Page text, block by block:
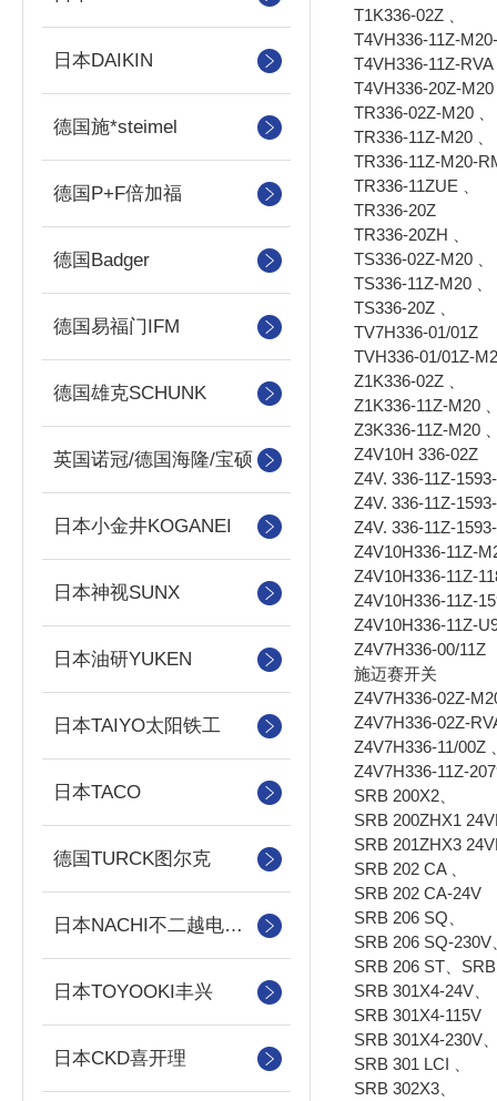
日本DAIKIN
德国施*steimel
德国P+F倍加福
德国Badger
德国易福门IFM
德国雄克SCHUNK
英国诺冠/德国海隆/宝硕
日本小金井KOGANEI
日本神视SUNX
日本油研YUKEN
日本TAIYO太阳铁工
日本TACO
德国TURCK图尔克
日本NACHI不二越电磁阀/泵
日本TOYOOKI丰兴
日本CKD喜开理
T1K336-02Z 、
T4VH336-11Z-
T4VH336-11Z-RVA
T4VH336-20Z-M20
TR336-02Z-M20 、
TR336-11Z-M20 、
TR336-11Z-M20-
TR336-11ZUE 、
TR336-20Z
TR336-20ZH 、
TS336-02Z-M20 、
TS336-11Z-M20 、
TS336-20Z 、
TV7H336-01/01Z
TVH336-01/01Z-
Z1K336-02Z 、
Z1K336-11Z-M20
Z3K336-11Z-M20
Z4V10H 336-02Z
Z4V. 336-11Z-
Z4V. 336-11Z-
Z4V. 336-11Z-
Z4V10H336-11Z-
Z4V10H336-11Z-
Z4V10H336-11Z-
Z4V10H336-11Z-
Z4V7H336-00/11Z
施迈赛开关
Z4V7H336-02Z-
Z4V7H336-02Z-
Z4V7H336-11/00Z
Z4V7H336-11Z-
SRB 200X2、
SRB 200ZHX1
SRB 201ZHX3
SRB 202 CA 、
SRB 202 CA-24V
SRB 206 SQ、
SRB 206 SQ-230V
SRB 206 ST、
SRB 301X4-24V、
SRB 301X4-115V
SRB 301X4-230V
SRB 301 LCI 、
SRB 302X3、